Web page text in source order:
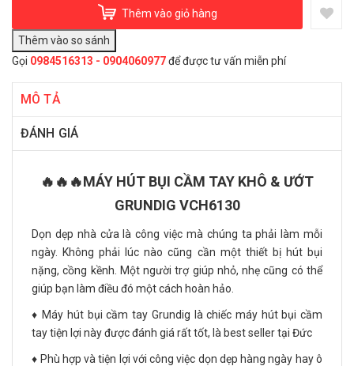
Thêm vào giỏ hàng
Gọi 0984516313 - 0904060977để được tư vấn miễn phí
MÔ TẢ
ĐÁNH GIÁ
🔥🔥🔥MÁY HÚT BỤI CẦM TAY KHÔ & ƯỚT
GRUNDIG VCH6130
Dọn dẹp nhà cửa là công việc mà chúng ta phải làm mỗi
ngày. Không phải lúc nào cũng cần một thiết bị hút bụi
nặng, cồng kềnh. Một người trợ giúp nhỏ, nhẹ cũng có thể
giúp bạn làm điều đó một cách hoàn hảo.
♦️ Máy hút bụi cầm tay Grundig là chiếc máy hút bụi cầm
tay tiện lợi này được đánh giá rất tốt, là best seller tại Đức
♦️ Phù hợp và tiện lợi với công việc dọn dẹp hàng ngày hay ô